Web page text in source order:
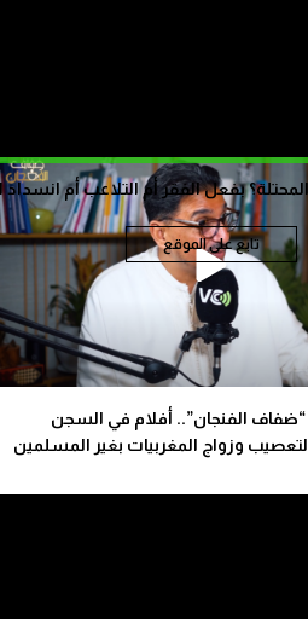
بفعل الفقر أم التلاعب أم انسداد
تابع على الموقع
الفنجان”.. أفلام في السجن
التعصيب وزواج المغربيات بغير المسلمين